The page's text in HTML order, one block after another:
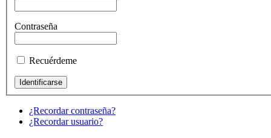
Contraseña
Recuérdeme
¿Recordar contraseña?
¿Recordar usuario?